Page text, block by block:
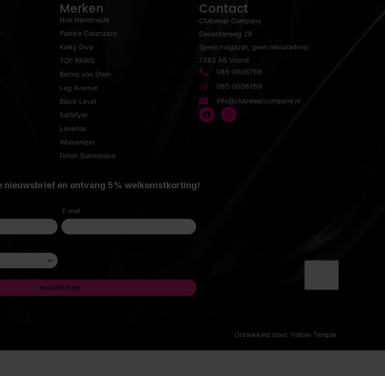
Merken
Noir Handmade
Patrice Catanzaro
Kinky Diva
TOF PARIS
Benno von Stein
Leg Avenue
Black Level
Satisfyer
Lovense
Womanizer
Fetish Submissive
Contact
Clubwear Company
Deventerweg 28
(geen magazijn, geen retouradres)
7383 AB Voorst
085-0606769
085-0606769
info@clubwearcompany.nl
Ontwikkeld door: Yellow Temple